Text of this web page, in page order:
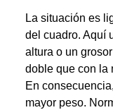
La situación es
del cuadro. Aquí
altura o un
doble que con la
En
mayor peso.